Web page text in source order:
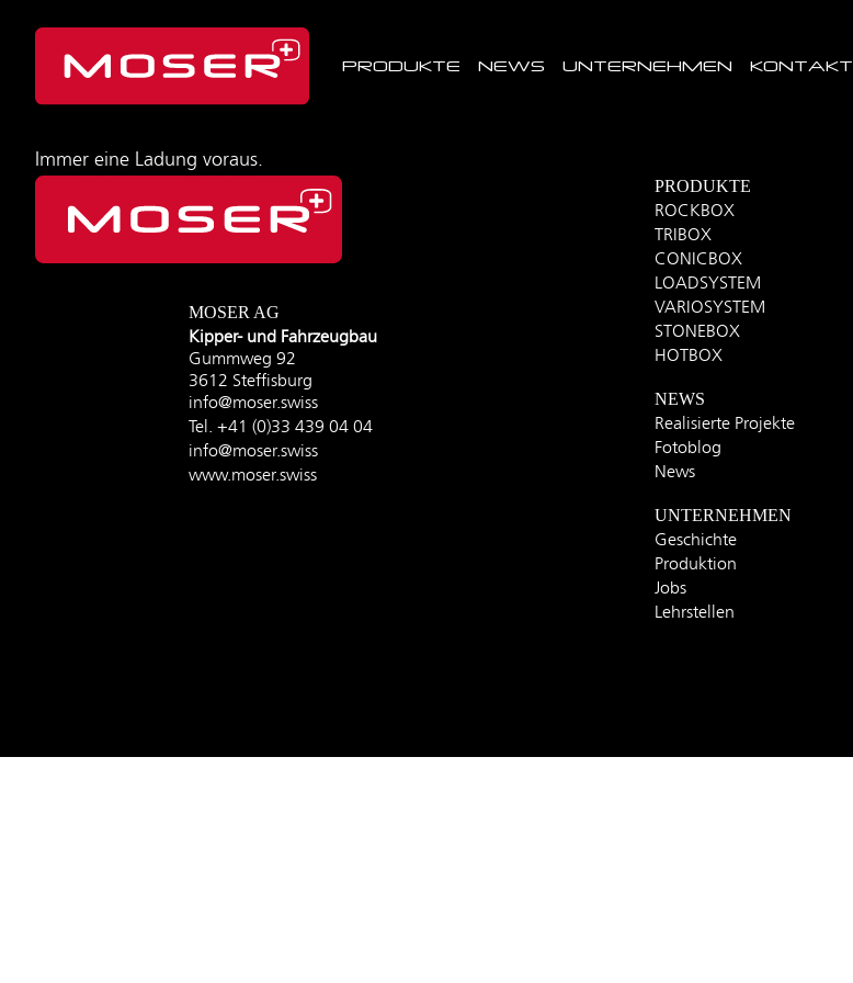
Immer eine Ladung voraus.
PRODUKTE NEWS UNTERNEHMEN KONTAKT
MOSER AG
Kipper- und Fahrzeugbau
Gummweg 92
3612 Steffisburg
info@moser.swiss
Tel. +41 (0)33 439 04 04
info@moser.swiss
www.moser.swiss
PRODUKTE
ROCKBOX
TRIBOX
CONICBOX
LOADSYSTEM
VARIOSYSTEM
STONEBOX
HOTBOX
NEWS
Realisierte Projekte
Fotoblog
News
UNTERNEHMEN
Geschichte
Produktion
Jobs
Lehrstellen